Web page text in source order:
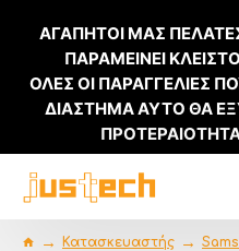
ΑΓΑΠΗΤΟΙ ΜΑΣ
ΠΑΡΑΜΕΙΝΕΙ
ΟΛΕΣ ΟΙ ΠΑΡΑΓΓΕΛΙΕΣ
ΔΙΑΣΤΗΜΑ ΑΥΤΟ ΘΑ
Κατασκευαστής